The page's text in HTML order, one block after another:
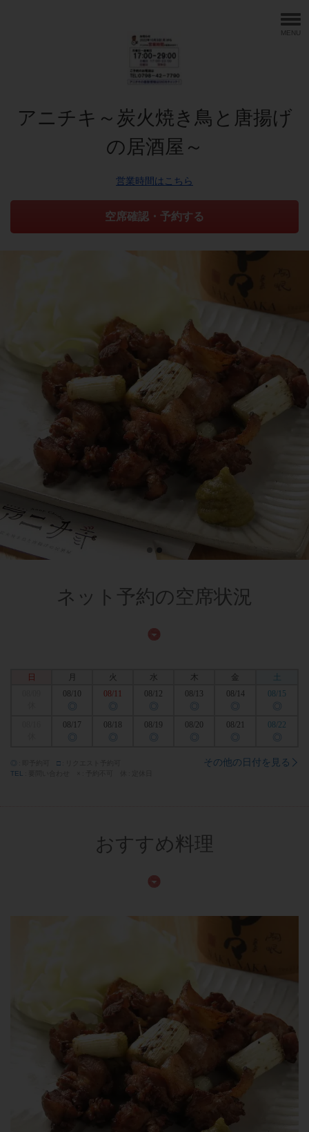
MENU
アニチキ～炭火焼き鳥と唐揚げ
の居酒屋～
営業時間はこちら
空席確認・予約する
ネット予約の空席状況
日 火 水 木 金
土
◎
08/11
◎
08/12
◎
08/13
◎
08/14
◎
08/15
◎
08/17
◎ ◎
08/19
◎
08/20
◎
08/21
◎
08/22
◎
□
TEL
その他の日付を見る
おすすめ料理